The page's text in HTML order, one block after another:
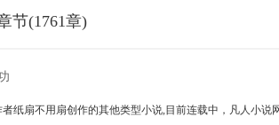
人小说网 http://www.washuwx.org/book/
节(1761章)
者纸扇不用扇创作的其他类型小说,目前连载中，凡人小说